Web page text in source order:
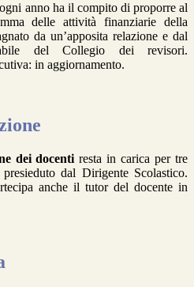
anno ha il compito di proporre al
delle attività finanziarie della
da un’apposita relazione e dal
del Collegio dei revisori.
in aggiornamento.
dei docenti resta in carica per tre
dal Dirigente Scolastico.
anche il tutor del docente in